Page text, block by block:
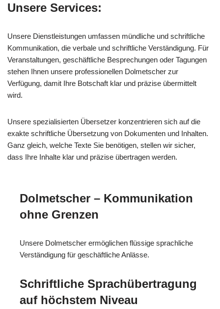
Unsere Services:
Unsere Dienstleistungen umfassen mündliche und schriftliche
Kommunikation, die verbale und schriftliche Verständigung. Für
Veranstaltungen, geschäftliche Besprechungen oder Tagungen
stehen Ihnen unsere professionellen Dolmetscher zur
Verfügung, damit Ihre Botschaft klar und präzise übermittelt
wird.
Unsere spezialisierten Übersetzer konzentrieren sich auf die
exakte schriftliche Übersetzung von Dokumenten und Inhalten.
Ganz gleich, welche Texte Sie benötigen, stellen wir sicher,
dass Ihre Inhalte klar und präzise übertragen werden.
Dolmetscher – Kommunikation
ohne Grenzen
Unsere Dolmetscher ermöglichen flüssige sprachliche
Verständigung für geschäftliche Anlässe.
Schriftliche Sprachübertragung
auf höchstem Niveau